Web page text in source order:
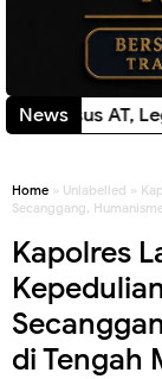
News
Legislatif Nilai
Home » Unlabelled »
Secanggang,
Kapolres
di Tengah